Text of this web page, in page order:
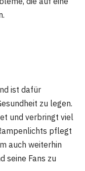
ist dafür
zu legen.
und verbringt viel
pflegt
auch weiterhin
seine Fans zu